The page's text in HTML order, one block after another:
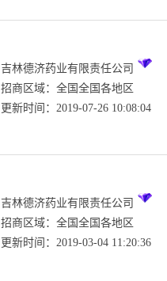
吉林德济药业有限责任公司
招商区域：全国全国各地区
更新时间：2019-07-26 10:08:04
吉林德济药业有限责任公司
招商区域：全国全国各地区
更新时间：2019-03-04 11:20:36